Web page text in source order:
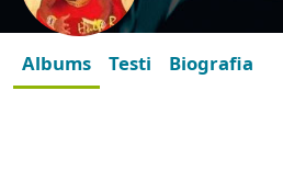
Albums Testi Biografia